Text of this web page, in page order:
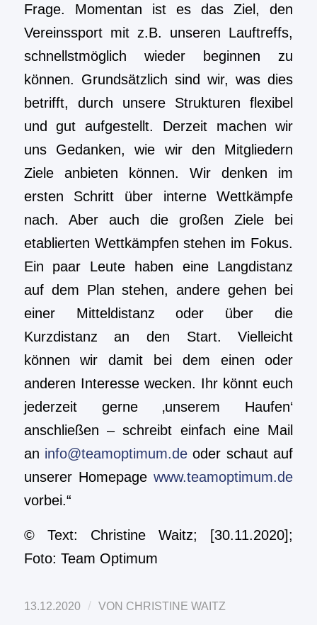
Frage. Momentan ist es das Ziel, den
Vereinssport mit z.B. unseren Lauftreffs,
schnellstmöglich wieder beginnen zu
können. Grundsätzlich sind wir, was dies
betrifft, durch unsere Strukturen flexibel
und gut aufgestellt. Derzeit machen wir
uns Gedanken, wie wir den Mitgliedern
Ziele anbieten können. Wir denken im
ersten Schritt über interne Wettkämpfe
nach. Aber auch die großen Ziele bei
etablierten Wettkämpfen stehen im Fokus.
Ein paar Leute haben eine Langdistanz
auf dem Plan stehen, andere gehen bei
einer Mitteldistanz oder über die
Kurzdistanz an den Start. Vielleicht
können wir damit bei dem einen oder
anderen Interesse wecken. Ihr könnt euch
jederzeit gerne ‚unserem Haufen‘
anschließen – schreibt einfach eine Mail
an info@teamoptimum.de oder schaut auf
unserer Homepagewww.teamoptimum.de
vorbei.“
© Text: Christine Waitz; [30.11.2020];
Foto: Team Optimum
13.12.2020 / VON CHRISTINE WAITZ